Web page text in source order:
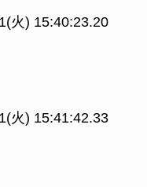
火) 15:40:23.20
火) 15:41:42.33